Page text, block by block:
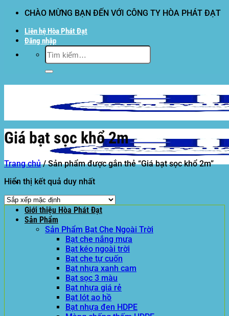
dung
CHÀO MỪNG BẠN ĐẾN VỚI CÔNG TY HÒA PHÁT ĐẠT
Liên hệ Hòa Phát Đạt
Đăng nhập
Tìm
kiếm:
Hòa Phát Đạt
Giới thiệu Hòa Phát Đạt
Sản Phẩm
Sản Phẩm Bạt Che Ngoài Trời
Bạt che nắng mưa
Bạt kéo ngoài trời
Bạt che tự cuốn
Bạt nhựa xanh cam
Bạt sọc 3 màu
Bạt nhựa giá rẻ
Bạt lót ao hồ
Bạt nhựa đen HDPE
Giá bạt sọc khổ 2m
Trang chủ /Sản phẩm được gắn thẻ “Giá bạt sọc khổ 2m”
Hiển thị kết quả duy nhất